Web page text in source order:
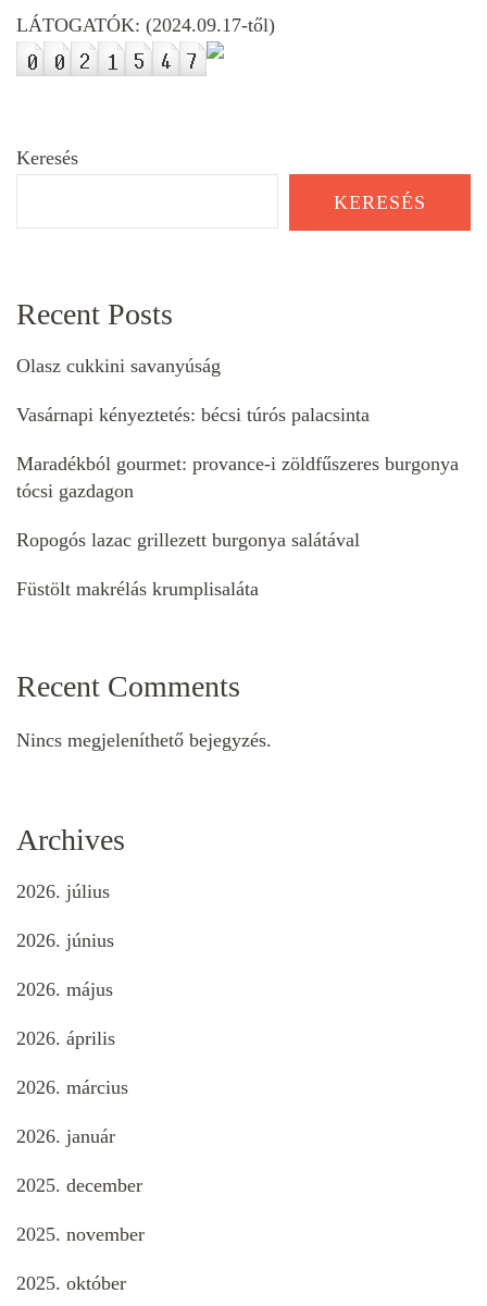
LÁTOGATÓK: (2024.09.17-től)
Keresés
KERESÉS
Recent Posts
Olasz cukkini savanyúság
Vasárnapi kényeztetés: bécsi túrós palacsinta
Maradékból gourmet: provance-i zöldfűszeres burgonya
tócsi gazdagon
Ropogós lazac grillezett burgonya salátával
Füstölt makrélás krumplisaláta
Recent Comments
Nincs megjeleníthető bejegyzés.
Archives
2026. július
2026. június
2026. május
2026. április
2026. március
2026. január
2025. december
2025. november
2025. október